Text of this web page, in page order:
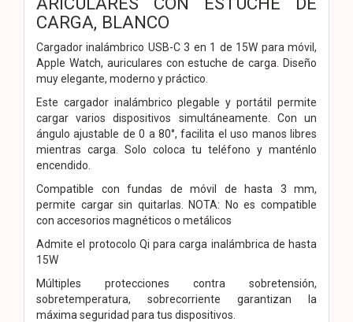
CARGA, BLANCO
Cargador inalámbrico USB-C 3 en 1 de 15W para móvil,
Apple Watch, auriculares con estuche de carga. Diseño
muy elegante, moderno y práctico.
Este cargador inalámbrico plegable y portátil permite
cargar varios dispositivos simultáneamente. Con un
ángulo ajustable de 0 a 80°, facilita el uso manos libres
mientras carga. Solo coloca tu teléfono y manténlo
encendido.
Compatible con fundas de móvil de hasta 3 mm,
permite cargar sin quitarlas. NOTA: No es compatible
con accesorios magnéticos o metálicos
Admite el protocolo Qi para carga inalámbrica de hasta
15W
Múltiples protecciones contra sobretensión,
sobretemperatura, sobrecorriente garantizan la
máxima seguridad para tus dispositivos.